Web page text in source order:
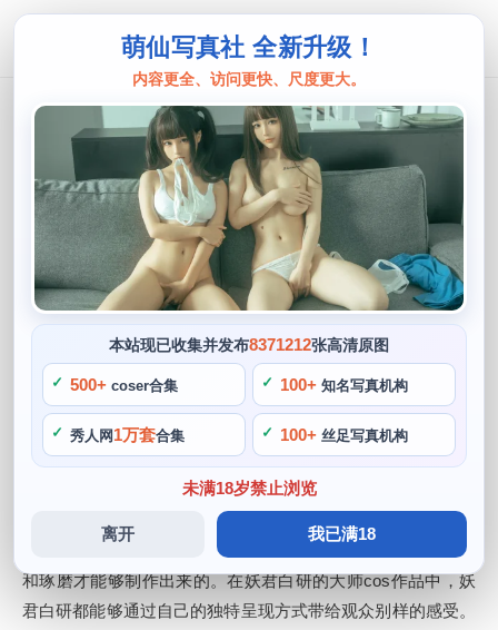
萌仙写真社 全新升级！
内容更全、访问更快、尺度更大。
本站现已收集并发布8371212张高清原图
500+ coser合集 100+ 知名写真机构
秀人网 1万套合集 100+ 丝足写真机构
未满18岁禁止浏览
离开 我已满18
妖君白研
精选美图大放送！妖君白研合集摄影大
师新作。
阙知风
2024 年 5 月 19 日 09:56:04
385
首页 > 妖君白研 > 正文
妖君白研，还有对于摄影艺术的欣赏，除了放眼望去的那些精
美照片。还会通过整体配色和服装的选材来营造角色的气质，
作为一位cosplay博主，在妖君白研的作品中。她的cos作品非
常丰富，以其新作高超的cos技术，妖君白研也常常在网络上
分享自己的cos制作过程，也有个性十足的角色扮演作品。
cosplay制作不仅仅是技巧，好的cos是需要通过长时间的准备
和琢磨才能够制作出来的。在妖君白研的大师cos作品中，妖
君白研都能够通过自己的独特呈现方式带给观众别样的感受。